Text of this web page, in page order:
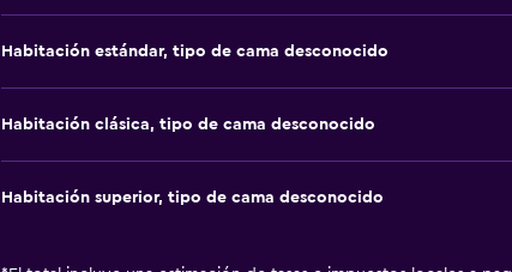
Habitación estándar, tipo de cama desconocido
Habitación clásica, tipo de cama desconocido
Habitación superior, tipo de cama desconocido